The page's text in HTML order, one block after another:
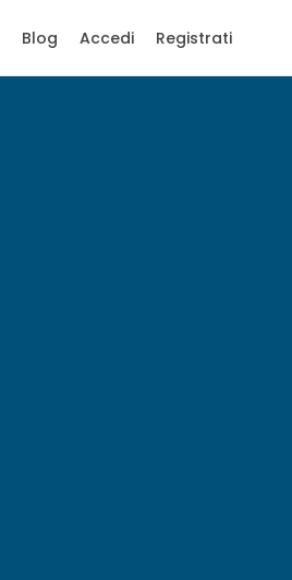
Blog Accedi Registrati